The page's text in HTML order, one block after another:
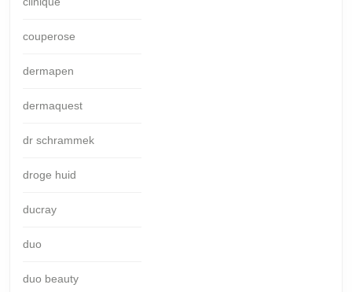
couperose
dermapen
dermaquest
dr schrammek
droge huid
ducray
duo
duo beauty